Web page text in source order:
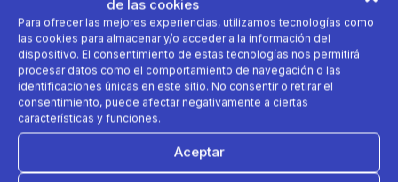
de las cookies
Para ofrecer las mejores experiencias, utilizamos tecnologías como
las cookies para almacenar y/o acceder a la información del
dispositivo. El consentimiento de estas tecnologías nos permitirá
procesar datos como el comportamiento de navegación o las
identificaciones únicas en este sitio. No consentir o retirar el
consentimiento, puede afectar negativamente a ciertas
características y funciones.
Aceptar